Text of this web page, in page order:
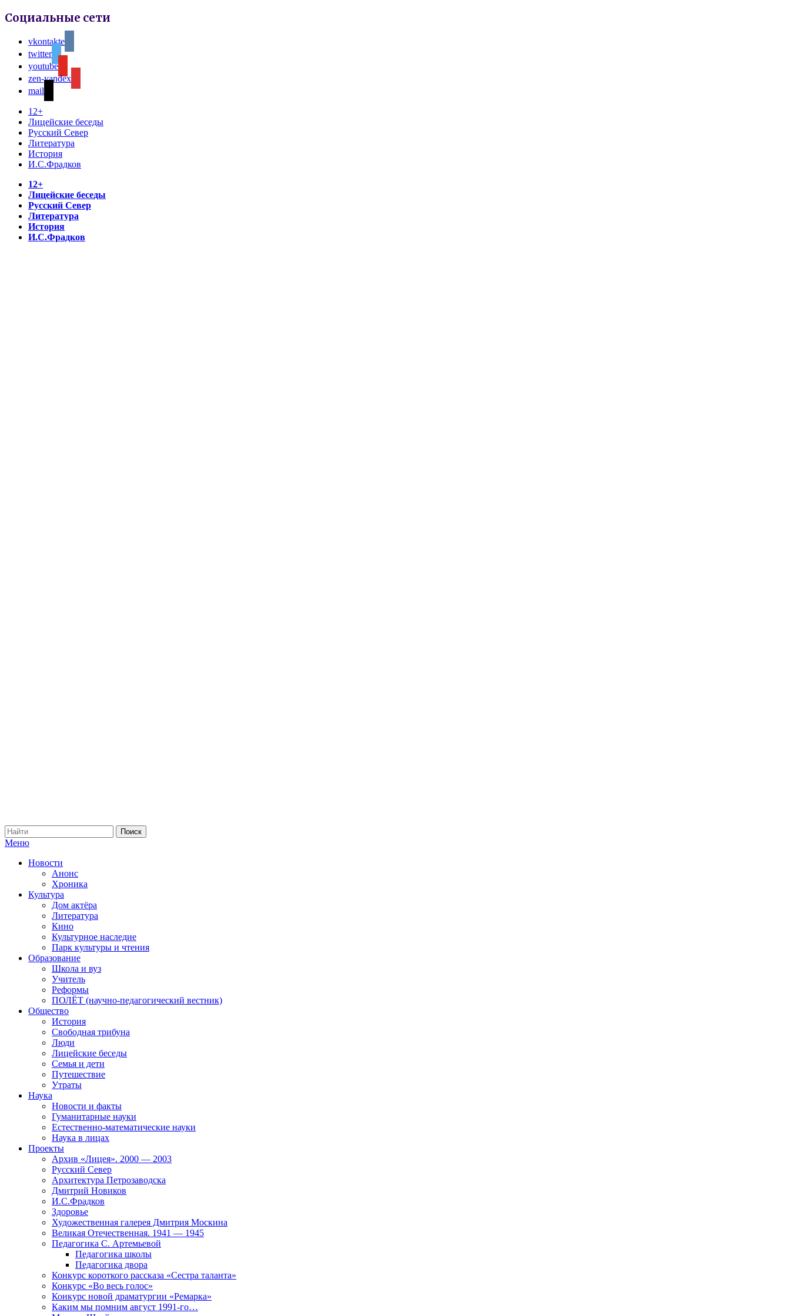
Социальные сети
vkontakte
twitter
youtube
zen-yandex
mail
12+
Лицейские беседы
Русский Север
Литература
История
И.С.Фрадков
12+
Лицейские беседы
Русский Север
Литература
История
И.С.Фрадков
Меню
Новости
Анонс
Хроника
Культура
Дом актёра
Литература
Кино
Культурное наследие
Парк культуры и чтения
Образование
Школа и вуз
Учитель
Реформы
ПОЛЁТ (научно-педагогический вестник)
Общество
История
Свободная трибуна
Люди
Лицейские беседы
Семья и дети
Путешествие
Утраты
Наука
Новости и факты
Гуманитарные науки
Естественно-математические науки
Наука в лицах
Проекты
Архив «Лицея». 2000 — 2003
Русский Север
Архитектура Петрозаводска
Дмитрий Новиков
И.С.Фрадков
Здоровье
Художественная галерея Дмитрия Москина
Великая Отечественная. 1941 — 1945
Педагогика С. Артемьевой
Педагогика школы
Педагогика двора
Конкурс короткого рассказа «Сестра таланта»
Конкурс «Во весь голос»
Конкурс новой драматургии «Ремарка»
Каким мы помним август 1991-го…